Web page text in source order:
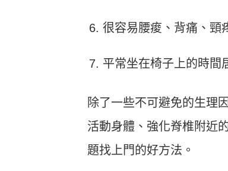
很容易腰痠、背痛、頸
平常坐在椅子上的時間
除了一些不可避免的生理
活動身體、強化脊椎附近
題找上門的好方法。